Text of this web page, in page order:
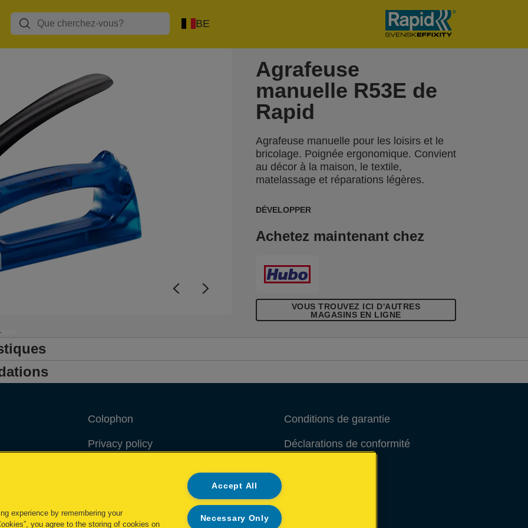
BE
Agrafeuse
manuelle R53E de
Rapid
Agrafeuse manuelle pour les loisirs et le
bricolage. Poignée ergonomique. Convient
au décor à la maison, le textile,
matelassage et réparations légères.
DÉVELOPPER
Achetez maintenant chez
VOUS TROUVEZ ICI D'AUTRES
MAGASINS EN LIGNE
Colophon
Privacy policy
Demande de données complètes
Conditions de garantie
Déclarations de conformité
experience by remembering your
you agree to the storing of cookies on
Accept All
Necessary Only